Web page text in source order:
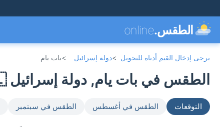
الطقس.online
يرجى إدخال القيم أدناه للتحويل >دولة إسرائيل >بات يام
الطقس في بات يام, دولة إسرائيل 🇮🇱
التوقعات الطقس في أغسطس الطقس في سبتمبر